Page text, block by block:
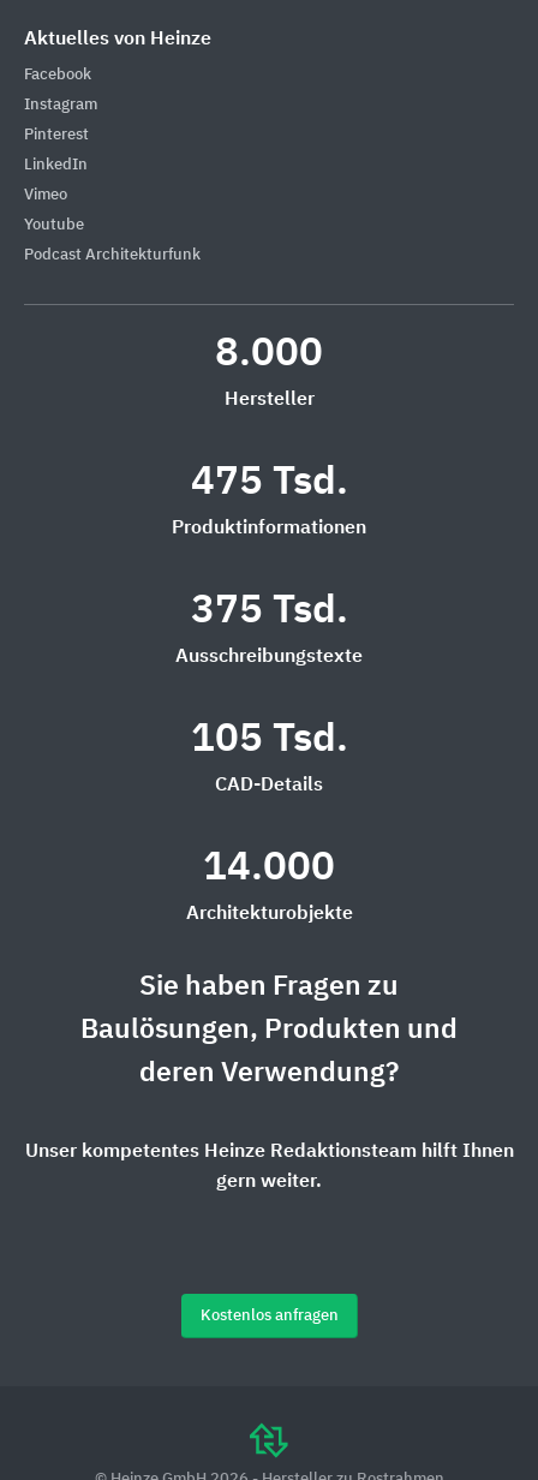
Aktuelles von Heinze
Facebook
Instagram
Pinterest
LinkedIn
Vimeo
Youtube
Podcast Architekturfunk
8.000
Hersteller
475 Tsd.
Produktinformationen
375 Tsd.
Ausschreibungstexte
105 Tsd.
CAD-Details
14.000
Architekturobjekte
Sie haben Fragen zu
Baulösungen, Produkten und
deren Verwendung?
Unser kompetentes Heinze Redaktionsteam hilft Ihnen
gern weiter.
Kostenlos anfragen